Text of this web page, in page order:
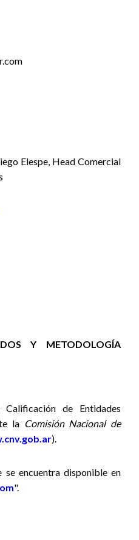
Elespe, Head Comercial
Y METODOLOGÍA
de Entidades
la Comisión Nacional de
).
se encuentra disponible en
".